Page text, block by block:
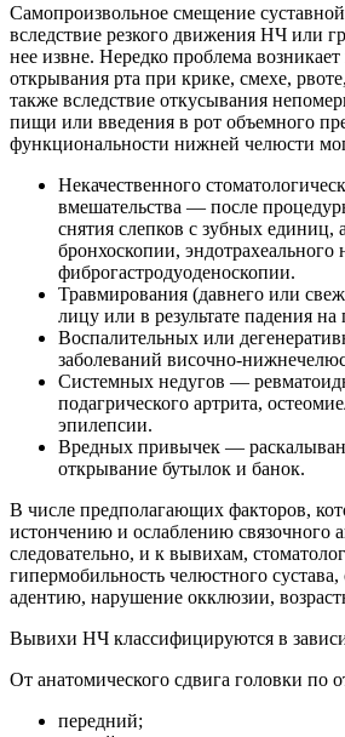
Самопроизвольное смещение
вследствие резкого движения НЧ или
нее извне. Нередко проблема возникает
открывания рта при крике, смехе,
также вследствие откусывания
пищи или введения в рот объемного
функциональности нижней челюсти
Некачественного
вмешательства — после
снятия слепков с зубных единиц,
бронхоскопии, эндотрахеального
фиброгастродуоденоскопии.
Травмирования (давнего или
лицу или в результате падения на
Воспалительных или
заболеваний височно-
Системных недугов —
подагрического артрита,
эпилепсии.
Вредных привычек —
открывание бутылок и банок.
В числе предполагающих факторов,
истончению и ослаблению связочного
следовательно, и к вывихам,
гипермобильность челюстного сустава,
адентию, нарушение окклюзии,
Вывихи НЧ классифицируются в
От анатомического сдвига головки по
передний;